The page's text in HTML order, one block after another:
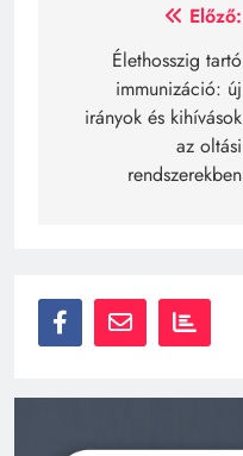
Bejegyzés
navigáció
Előző:
Élethosszig tartó
immunizáció: új
irányok és kihívások
az oltási
rendszerekben